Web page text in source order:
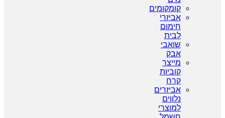
קומקומים
אביזרי
חימום
לבית
שואבי
אבק
מייצר
קוביות
קרח
אביזרים
נלווים
למוצרי